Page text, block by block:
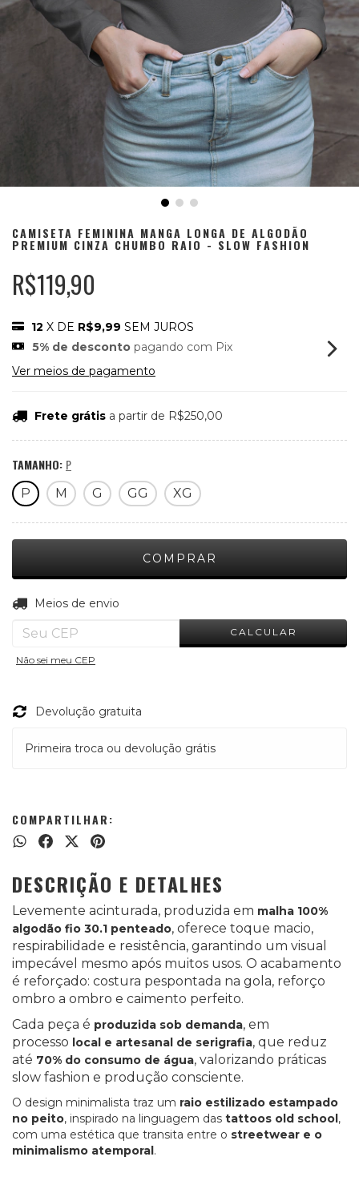
CAMISETA FEMININA MANGA LONGA DE ALGODÃO
PREMIUM CINZA CHUMBO RAIO - SLOW FASHION
R$119,90
12 X DE R$9,99 SEM JUROS
5% de desconto pagando com Pix
Ver meios de pagamento
Frete grátis a partir de R$250,00
TAMANHO: P
P M G GG XG
Entregas para o CEP:
Meios de envio
CALCULAR
Não sei meu CEP
Devolução gratuita
Primeira troca ou devolução grátis
COMPARTILHAR:
DESCRIÇÃO E DETALHES
Levemente acinturada, produzida em malha 100%
algodão fio 30.1 penteado, oferece toque macio,
respirabilidade e resistência, garantindo um visual
impecável mesmo após muitos usos. O acabamento
é reforçado: costura pespontada na gola, reforço
ombro a ombro e caimento perfeito.
Cada peça é produzida sob demanda, em
processo local e artesanal de serigrafia, que reduz
até 70% do consumo de água, valorizando práticas
slow fashion e produção consciente.
O design minimalista traz um raio estilizado estampado
no peito, inspirado na linguagem das tattoos old school,
com uma estética que transita entre o streetwear e o
minimalismo atemporal.